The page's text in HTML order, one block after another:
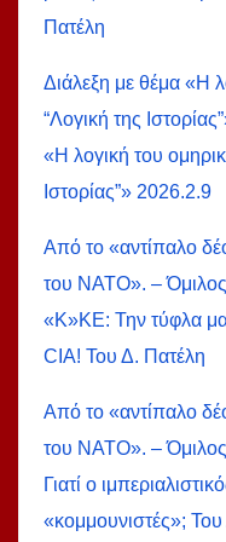
Πατέλη
Διάλεξη με θέμα «Η
“Λογική της
«Η λογική του
Ιστορίας”» 2026.2.9
Από το «αντίπαλο
του ΝΑΤΟ». –
«Κ»ΚΕ: Την τύφλα
СIA! Του Δ. Πατέλη
Από το «αντίπαλο
του ΝΑΤΟ». –
Γιατί ο
«κομμουνιστές»;